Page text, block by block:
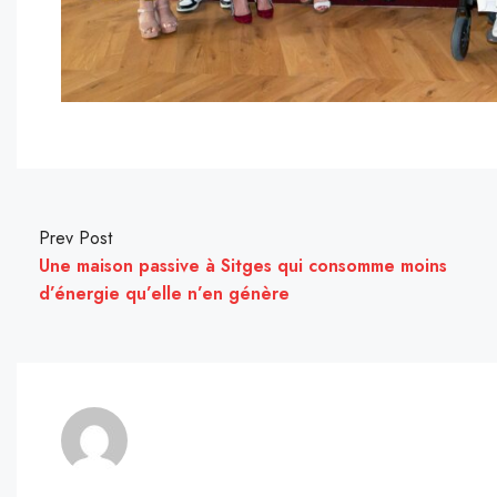
Prev Post
Une maison passive à Sitges qui consomme moins
d’énergie qu’elle n’en génère